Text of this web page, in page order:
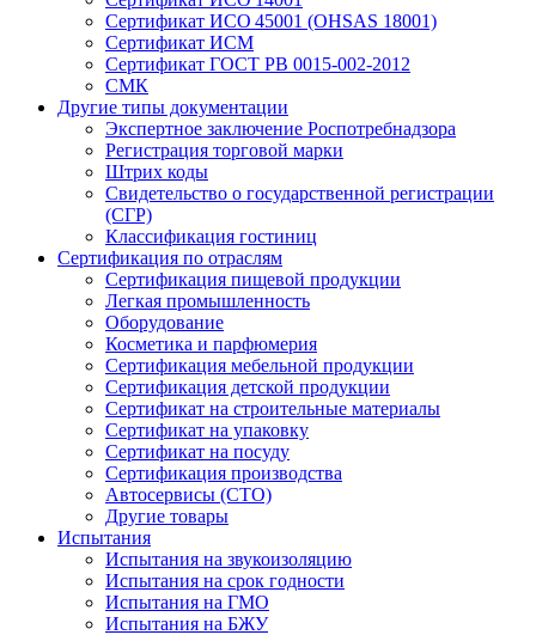
Сертификат ИСО 45001 (OHSAS 18001)
Сертификат ИСМ
Сертификат ГОСТ РВ 0015-002-2012
СМК
Другие типы документации
Экспертное заключение Роспотребнадзора
Регистрация торговой марки
Штрих коды
Свидетельство о государственной регистрации
(СГР)
Классификация гостиниц
Сертификация по отраслям
Сертификация пищевой продукции
Легкая промышленность
Оборудование
Косметика и парфюмерия
Сертификация мебельной продукции
Сертификация детской продукции
Сертификат на строительные материалы
Сертификат на упаковку
Сертификат на посуду
Сертификация производства
Автосервисы (СТО)
Другие товары
Испытания
Испытания на звукоизоляцию
Испытания на срок годности
Испытания на ГМО
Испытания на БЖУ